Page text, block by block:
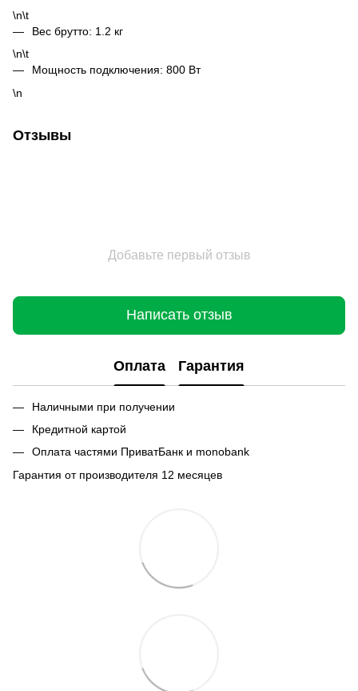
\n\t
Вес брутто: 1.2 кг
\n\t
Мощность подключения: 800 Вт
\n
Отзывы
Добавьте первый отзыв
Написать отзыв
Оплата Гарантия
Наличными при получении
Кредитной картой
Оплата частями ПриватБанк и monobank
Гарантия от производителя 12 месяцев